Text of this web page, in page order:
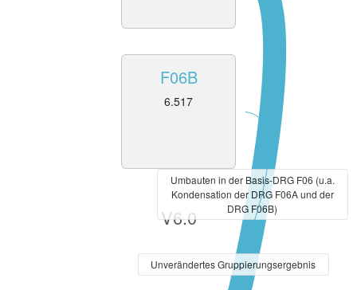
F06B
6.517
V6.0
Umbauten in der Basis-DRG F06 (u.a.
Kondensation der DRG F06A und der
DRG F06B)
Unverändertes Gruppierungsergebnis